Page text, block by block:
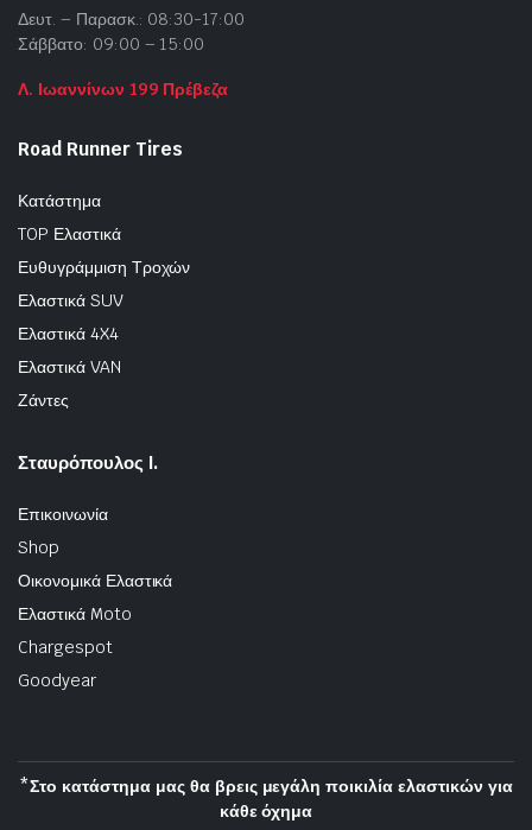
Δευτ. – Παρασκ.: 08:30-17:00
Σάββατο: 09:00 – 15:00
Λ. Ιωαννίνων 199 Πρέβεζα
Road Runner Tires
Κατάστημα
TOP Ελαστικά
Ευθυγράμμιση Τροχών
Ελαστικά SUV
Ελαστικά 4X4
Ελαστικά VAN
Ζάντες
Σταυρόπουλος Ι.
Επικοινωνία
Shop
Οικονομικά Ελαστικά
Ελαστικά Moto
Chargespot
Goodyear
*Στο κατάστημα μας θα βρεις μεγάλη ποικιλία ελαστικών για
κάθε όχημα